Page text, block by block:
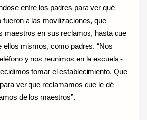
entre los padres para ver qué
fueron a las movilizaciones, que
maestros en sus reclamos, hasta que
ellos mismos, como padres. “Nos
y nos reunimos en la escuela -
tomar el establecimiento. Que
ver que reclamamos que le dé
de los maestros”.